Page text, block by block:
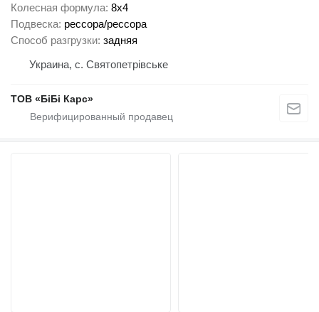
Колесная формула 8x4
Подвеска рессора/рессора
Способ разгрузки задняя
Украина, с. Святопетрівське
ТОВ «БіБі Карс»